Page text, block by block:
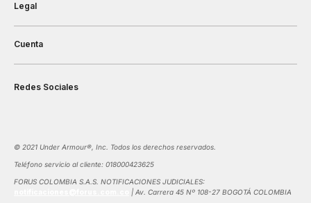
Legal
Cuenta
Redes Sociales
©️ 2021 Under Armour®️, Inc. Todos los derechos reservados.
Teléfono servicio al cliente: 018000423625
FORUS COLOMBIA S.A.S. NOTIFICACIONES JUDICIALES:
| Av. Carrera 45 Nº 108-27 BOGOTÁ COLOMBIA